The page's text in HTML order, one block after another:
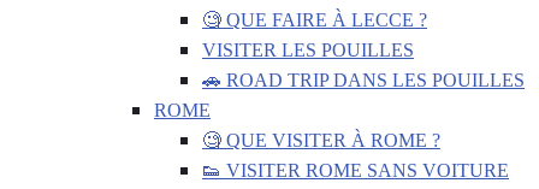
🧐 QUE FAIRE À LECCE ?
VISITER LES POUILLES
🚗 ROAD TRIP DANS LES POUILLES
ROME
🧐 QUE VISITER À ROME ?
👟 VISITER ROME SANS VOITURE